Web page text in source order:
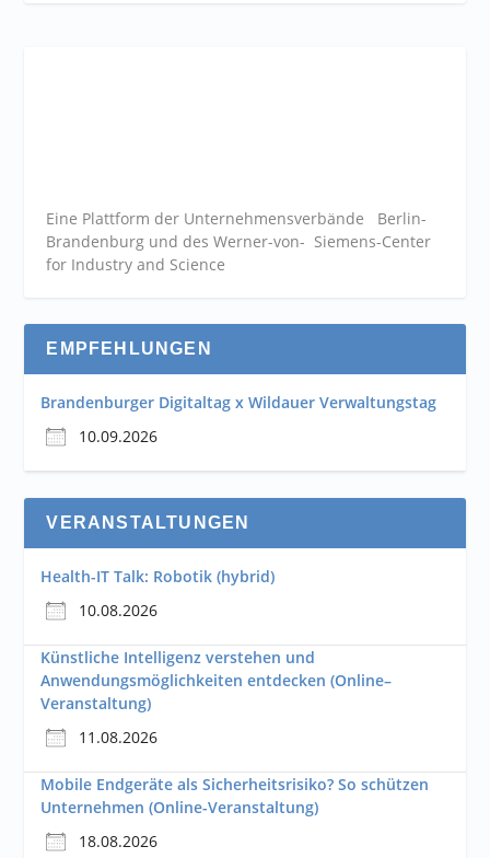
Eine Plattform der Unternehmensverbände Berlin-
Brandenburg und des Werner-von- Siemens-Center
for Industry and Science
EMPFEHLUNGEN
Brandenburger Digitaltag x Wildauer Verwaltungstag
10.09.2026
VERANSTALTUNGEN
Health-IT Talk: Robotik (hybrid)
10.08.2026
Künstliche Intelligenz verstehen und
Anwendungsmöglichkeiten entdecken (Online–
Veranstaltung)
11.08.2026
Mobile Endgeräte als Sicherheitsrisiko? So schützen
Unternehmen (Online-Veranstaltung)
18.08.2026